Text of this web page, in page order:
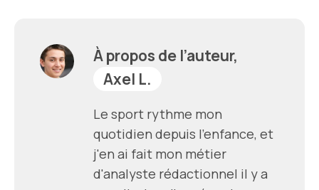
À propos de l’auteur,
Axel L.
Le sport rythme mon
quotidien depuis l'enfance, et
j'en ai fait mon métier
d'analyste rédactionnel il y a